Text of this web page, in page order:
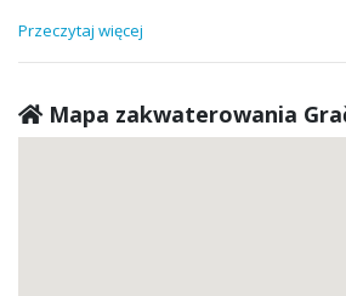
Przeczytaj więcej
Mapa zakwaterowania